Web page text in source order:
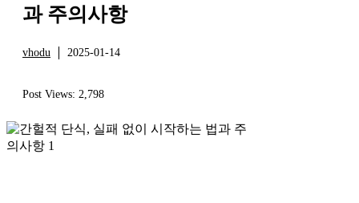
과 주의사항
vhodu 2025-01-14
Post Views: 2,798